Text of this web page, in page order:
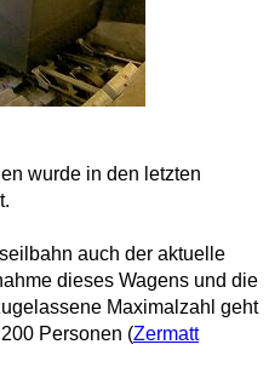
wurde in den letzten
auch der aktuelle
dieses Wagens und die
Maximalzahl geht
Personen (Zermatt